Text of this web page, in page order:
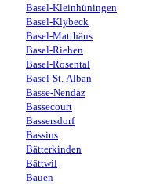
Basel-Kleinhüningen
Basel-Klybeck
Basel-Matthäus
Basel-Riehen
Basel-Rosental
Basel-St. Alban
Basse-Nendaz
Bassecourt
Bassersdorf
Bassins
Bätterkinden
Bättwil
Bauen